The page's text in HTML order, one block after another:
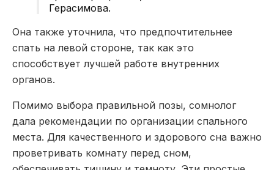
Герасимова.
Она также уточнила, что предпочтительнее
спать на левой стороне, так как это
способствует лучшей работе внутренних
органов.
Помимо выбора правильной позы, сомнолог
дала рекомендации по организации спального
места. Для качественного и здорового сна важно
проветривать комнату перед сном,